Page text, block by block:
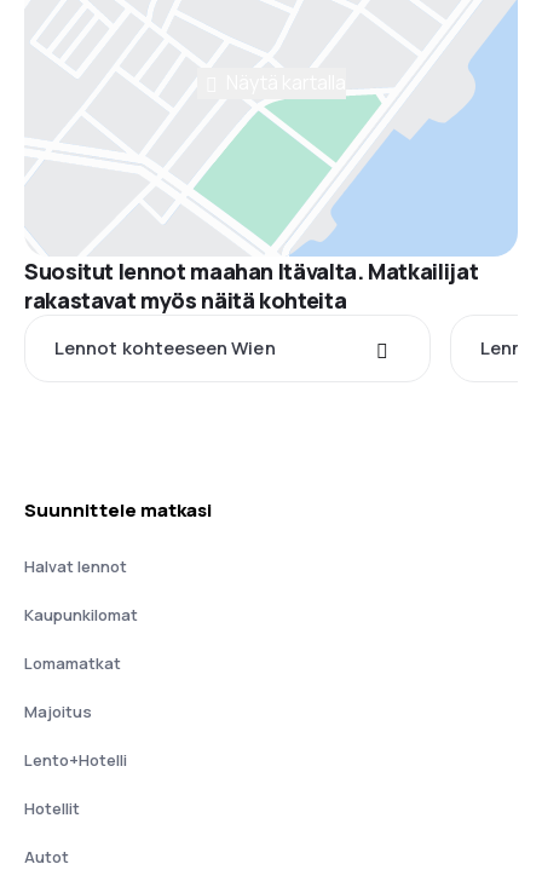
Suositut lennot maahan Itävalta. Matkailijat
rakastavat myös näitä kohteita
Lennot kohteeseen Wien
Suunnittele matkasi
Halvat lennot
Kaupunkilomat
Lomamatkat
Majoitus
Lento+Hotelli
Hotellit
Autot